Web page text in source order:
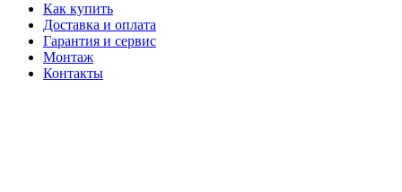
Как купить
Доставка и оплата
Гарантия и сервис
Монтаж
Контакты